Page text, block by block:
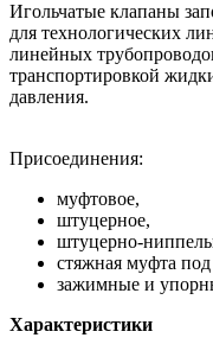
Игольчатые клапаны
для технологических
линейных
транспортировкой
давления.
Присоединения:
муфтовое,
штуцерное,
штуцерно-
стяжная муфта
зажимные и
Характеристики